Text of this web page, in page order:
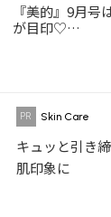
『美的』9月
が目印♡…
Skin Care
キュッと引き
肌印象に